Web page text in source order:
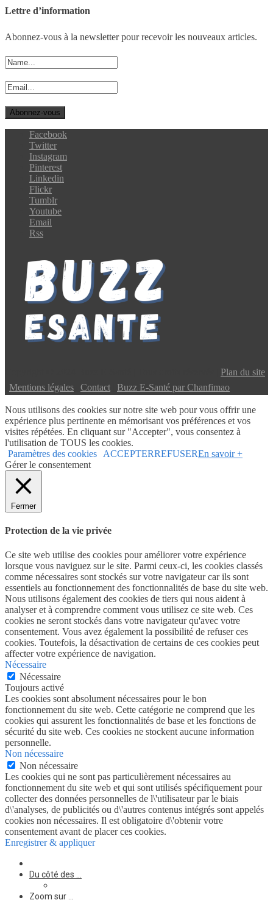
Lettre d’information
Abonnez-vous à la newsletter pour recevoir les nouveaux articles.
Facebook
Twitter
Instagram
Pinterest
Linkedin
Flickr
Tumblr
Youtube
Email
Rss
Plan du site
Mentions légales Contact Buzz E-Santé par Chanfimao
Nous utilisons des cookies sur notre site web pour vous offrir une
expérience plus pertinente en mémorisant vos préférences et vos
visites répétées. En cliquant sur "Accepter", vous consentez à
l'utilisation de TOUS les cookies.
Paramètres des cookies
ACCEPTERREFUSEREn savoir +
Gérer le consentement
Fermer
Protection de la vie privée
Ce site web utilise des cookies pour améliorer votre expérience
lorsque vous naviguez sur le site. Parmi ceux-ci, les cookies classés
comme nécessaires sont stockés sur votre navigateur car ils sont
essentiels au fonctionnement des fonctionnalités de base du site web.
Nous utilisons également des cookies de tiers qui nous aident à
analyser et à comprendre comment vous utilisez ce site web. Ces
cookies ne seront stockés dans votre navigateur qu'avec votre
consentement. Vous avez également la possibilité de refuser ces
cookies. Toutefois, la désactivation de certains de ces cookies peut
affecter votre expérience de navigation.
Nécessaire
Nécessaire
Toujours activé
Les cookies sont absolument nécessaires pour le bon
fonctionnement du site web. Cette catégorie ne comprend que les
cookies qui assurent les fonctionnalités de base et les fonctions de
sécurité du site web. Ces cookies ne stockent aucune information
personnelle.
Non nécessaire
Non nécessaire
Les cookies qui ne sont pas particulièrement nécessaires au
fonctionnement du site web et qui sont utilisés spécifiquement pour
collecter des données personnelles de l\'utilisateur par le biais
d\'analyses, de publicités ou d\'autres contenus intégrés sont appelés
cookies non nécessaires. Il est obligatoire d\'obtenir votre
consentement avant de placer ces cookies.
Enregistrer & appliquer
Du côté des …
Zoom sur …